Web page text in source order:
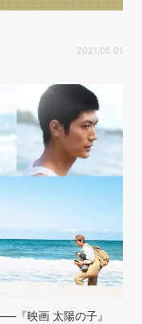
2021.05.01
『映画 太陽の子』